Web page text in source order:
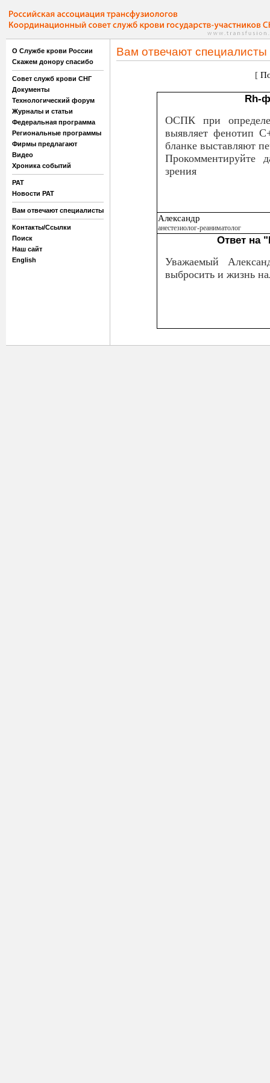
О Службе крови России
Скажем донору спасибо
Совет служб крови СНГ
Документы
Технологический форум
Журналы и статьи
Федеральная программа
Региональные программы
Фирмы предлагают
Видео
Хроника событий
РАТ
Новости РАТ
Вам отвечают специалисты
Контакты/Ссылки
Поиск
Наш сайт
English
Вам отвечают специалисты
[
Rh-
ОСПК при
выявляет фенотип
бланке выставляют
зрения
Александр
анестезиолог-реаниматолог
Ответ на
Уважаемый
выбросить и жизнь